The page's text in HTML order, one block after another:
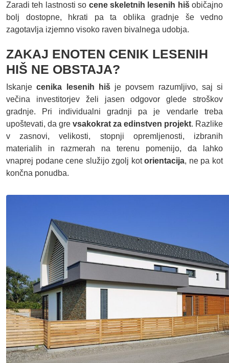
Zaradi teh lastnosti so cene skeletnih lesenih hišobičajno
bolj dostopne, hkrati pa ta oblika gradnje še vedno
zagotavlja izjemno visoko raven bivalnega udobja.
ZAKAJ ENOTEN CENIK LESENIH
HIŠ NE OBSTAJA?
Iskanjecenika lesenih hišje povsem razumljivo, saj si
večina investitorjev želi jasen odgovor glede stroškov
gradnje. Pri individualni gradnji pa je vendarle treba
upoštevati, da gre vsakokrat za edinstven projekt. Razlike
v zasnovi, velikosti, stopnji opremljenosti, izbranih
materialih in razmerah na terenu pomenijo, da lahko
vnaprej podane cene služijo zgolj kotorientacija, ne pa kot
končna ponudba.